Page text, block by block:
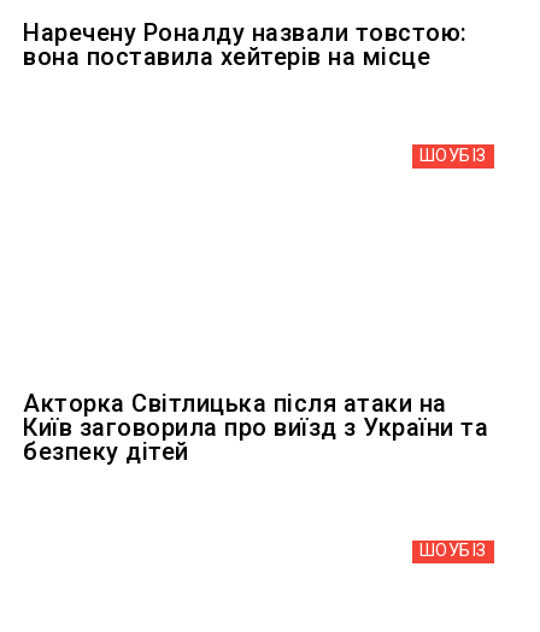
Наречену Роналду назвали товстою:
вона поставила хейтерів на місце
ШОУБIЗ
Акторка Світлицька після атаки на
Київ заговорила про виїзд з України та
безпеку дітей
ШОУБIЗ